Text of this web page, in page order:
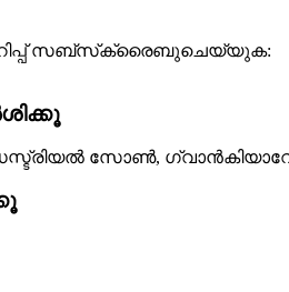
സബ്‌സ്‌ക്രൈബുചെയ്യുക:
സോൺ,